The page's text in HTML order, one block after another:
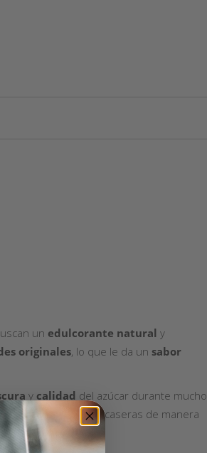
un edulcorante natural y
originales, lo que le da un sabor
y calidad del azúcar durante mucho
postreso recetas caseras de manera